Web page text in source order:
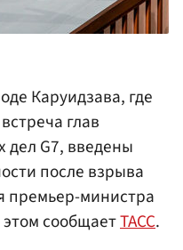
Каруидзава, где
глав
G7, введены
после взрыва
премьер-министра
сообщаетТАСС.